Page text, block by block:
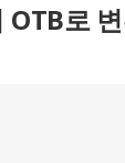
OTB로